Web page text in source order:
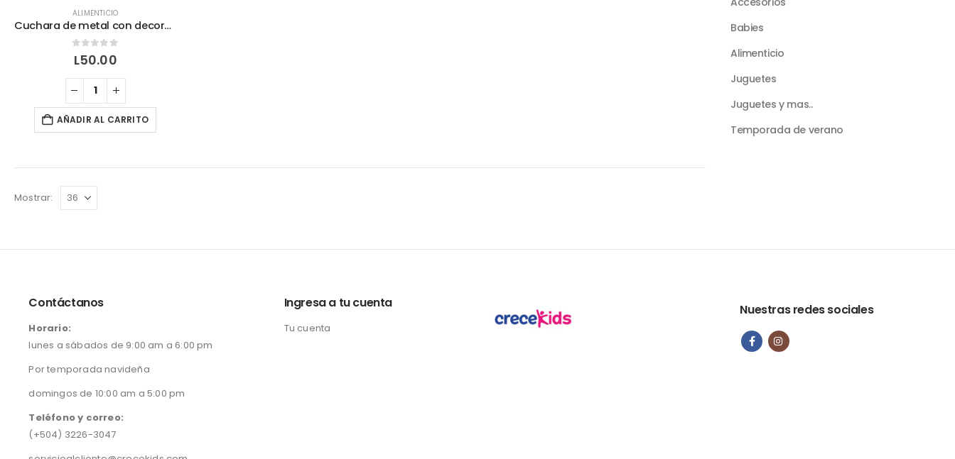
ALIMENTICIO
Cuchara de metal con decoración de fruta
out of 5
L50.00
AÑADIR AL CARRITO
Mostrar:
Babies
Alimenticio
Juguetes
Juguetes y mas..
Temporada de verano
Contáctanos
Horario:
lunes a sábados de 9:00 am a 6:00 pm
Por temporada navideña
domingos de 10:00 am a 5:00 pm
Teléfono y correo:
(+504) 3226-3047
Ingresa a tu cuenta
Tu cuenta
Nuestras redes sociales